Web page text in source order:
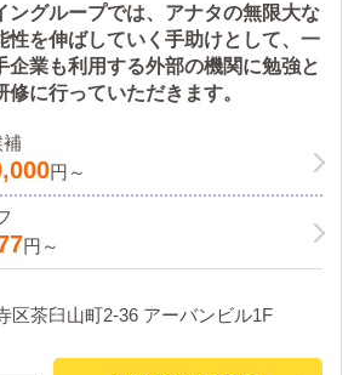
ングループでは、アナタの無限大な
性を伸ばしていく手助けとして、一
企業も利用する外部の機関に勉強と
修に行っていただきます。
補
円～
円～
区茶臼山町2-36 アーバンビル1F